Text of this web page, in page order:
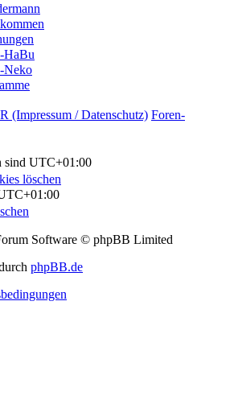
(Impressum / Datenschutz) Foren-
sind UTC+01:00
löschen
Software © phpBB Limited
phpBB.de